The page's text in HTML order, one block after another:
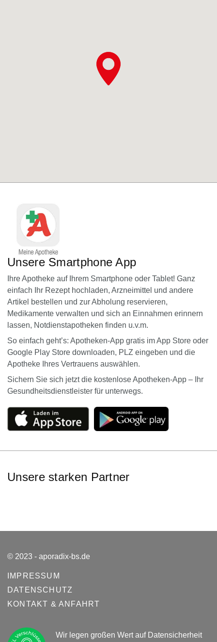
Unsere Smartphone App
Ihre Apotheke auf Ihrem Smartphone oder Tablet! Ganz
einfach Ihr Rezept hochladen, Arzneimittel und andere
Artikel bestellen und zur Abholung reservieren,
Medikamente verwalten und sich an Einnahmen erinnern
lassen, Notdienstapotheken finden u.v.m.
So einfach geht’s: Apotheken-App gratis im App Store oder
Google Play Store downloaden, PLZ eingeben und die
Apotheke Ihres Vertrauens auswählen.
Sichern Sie sich jetzt die kostenlose Apotheken-App – Ihr
Gesundheitsdienstleister für unterwegs.
Unsere starken Partner
© 2023 - aporadix-bs.de
IMPRESSUM
DATENSCHUTZ
KONTAKT & ANFAHRT
Wir legen großen Wert auf Datensicherheit